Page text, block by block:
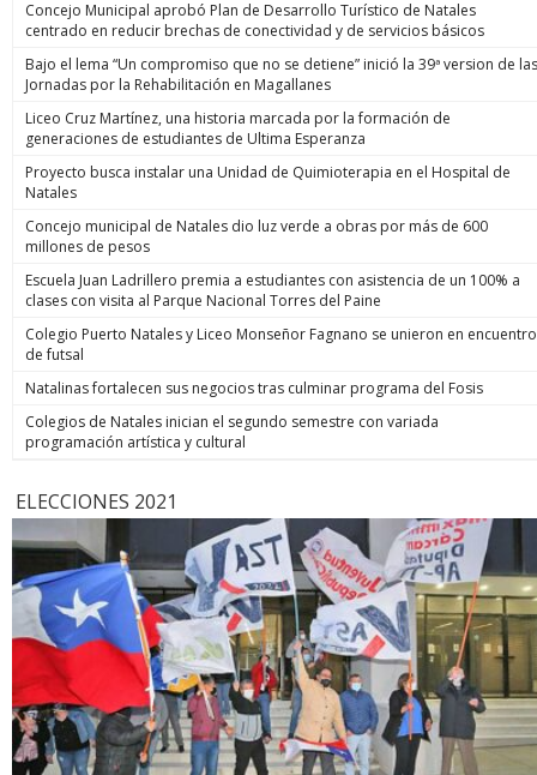
Concejo Municipal aprobó Plan de Desarrollo Turístico de Natales
centrado en reducir brechas de conectividad y de servicios básicos
Bajo el lema “Un compromiso que no se detiene” inició la 39ª version de las
Jornadas por la Rehabilitación en Magallanes
Liceo Cruz Martínez, una historia marcada por la formación de
generaciones de estudiantes de Ultima Esperanza
Proyecto busca instalar una Unidad de Quimioterapia en el Hospital de
Natales
Concejo municipal de Natales dio luz verde a obras por más de 600
millones de pesos
Escuela Juan Ladrillero premia a estudiantes con asistencia de un 100% a
clases con visita al Parque Nacional Torres del Paine
Colegio Puerto Natales y Liceo Monseñor Fagnano se unieron en encuentro
de futsal
Natalinas fortalecen sus negocios tras culminar programa del Fosis
Colegios de Natales inician el segundo semestre con variada
programación artística y cultural
ELECCIONES 2021